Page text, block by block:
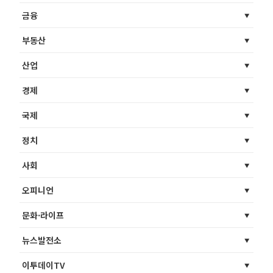
금융
부동산
산업
경제
국제
정치
사회
오피니언
문화·라이프
뉴스발전소
이투데이TV